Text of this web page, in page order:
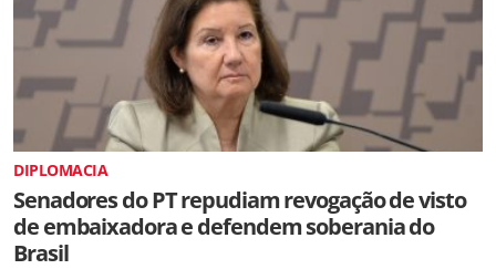
DIPLOMACIA
Senadores do PT repudiam revogação de visto
de embaixadora e defendem soberania do
Brasil